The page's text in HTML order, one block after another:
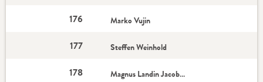
176 Marko Vujin
177 Steffen Weinhold
178 Magnus Landin Jacobsen